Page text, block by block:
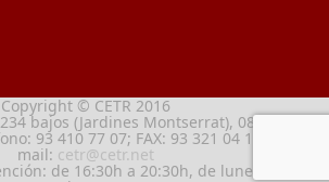
Copyright © CETR 2016
bajos (Jardines Montserrat), 08029
93 410 77 07; FAX: 93 321 04 13; e-
mail: cetr@cetr.net
de 16:30h a 20:30h, de lunes a